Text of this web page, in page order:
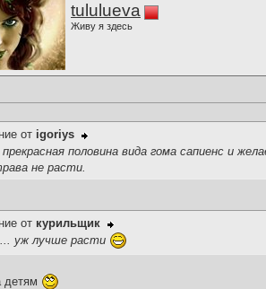
tululueva
Живу я здесь
от igoriys
половина вида гома сапиенс и
не расти.
от курильщик
... уж лучше расти
детям